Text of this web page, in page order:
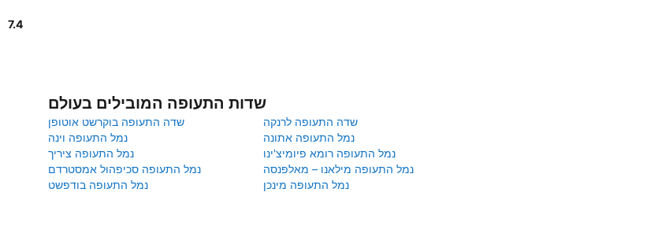
7.4
שדות התעופה המובילים בעולם
שדה התעופה בוקרשט אוטופן
שדה התעופה לרנקה
נמל התעופה וינה
נמל התעופה אתונה
נמל התעופה ציריך
נמל התעופה רומא פיומיצ'ינו
נמל התעופה סכיפהול אמסטרדם
נמל התעופה מילאנו – מאלפנסה
נמל התעופה בודפשט
נמל התעופה מינכן